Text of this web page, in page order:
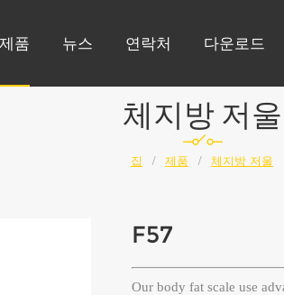
품 뉴스 연락처 다운로드
체지방 저울
집 / 제품 / 체지방 저울
F57
Our body fat scale use